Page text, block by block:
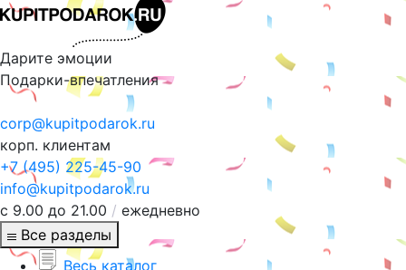
Дарите эмоции
Подарки-впечатления
corp@kupitpodarok.ru
корп. клиентам
+7 (495) 225-45-90
info@kupitpodarok.ru
с 9.00 до 21.00 / ежедневно
Все разделы
Весь каталог